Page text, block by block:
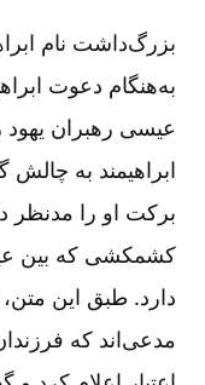
بزرگ‌داشت نام
به‌هنگام دعوت
عیسی رهبران یهود
ابراهیمند به
کشمکشی که بین
دارد. طبق این
مدعی‌اند که